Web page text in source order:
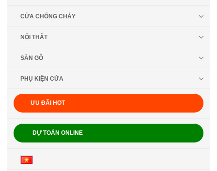
CỬA CHỐNG CHÁY
NỘI THẤT
SÀN GỖ
PHỤ KIỆN CỬA
ƯU ĐÃI HOT
DỰ TOÁN ONLINE